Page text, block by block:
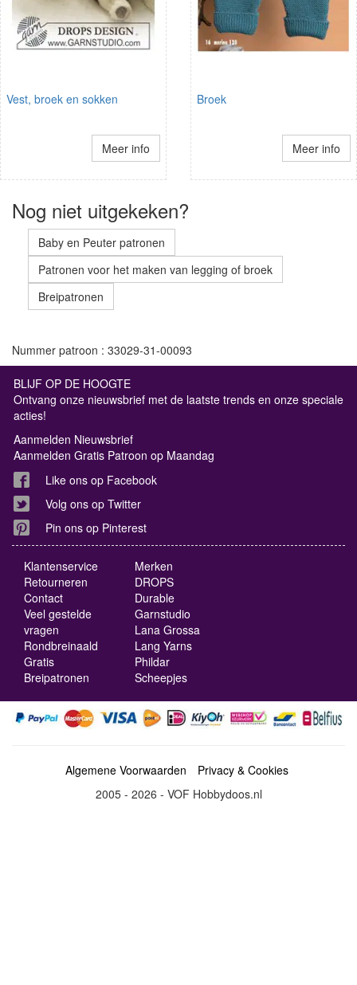
Vest, broek en sokken
Meer info
Broek
Meer info
Nog niet uitgekeken?
Baby en Peuter patronen
Patronen voor het maken van legging of broek
Breipatronen
Nummer patroon : 33029-31-00093
BLIJF OP DE HOOGTE
Ontvang onze nieuwsbrief met de laatste trends en onze speciale
acties!
Aanmelden Nieuwsbrief
Aanmelden Gratis Patroon op Maandag
Like ons op Facebook
Volg ons op Twitter
Pin ons op Pinterest
Klantenservice
Retourneren
Contact
Veel gestelde
vragen
Rondbreinaald
Gratis
Breipatronen
Merken
DROPS
Durable
Garnstudio
Lana Grossa
Lang Yarns
Phildar
Scheepjes
Algemene Voorwaarden
Privacy & Cookies
2005 - 2026 - VOF Hobbydoos.nl